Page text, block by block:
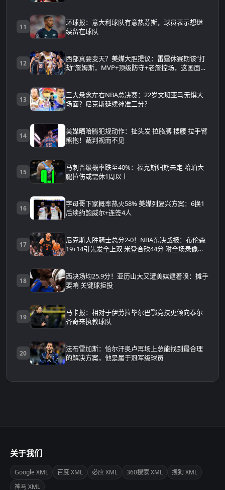
11
环球报：意大利球队有意热苏斯，球员表示想继
续留在球队
12
西部真要变天？美媒大胆提议：雷霆休赛期该“打
劫”詹姆斯，MVP+顶级防守+老詹控场，这画面太
13
三大悬念左右NBA总决赛：22岁文班亚马无惧大
场面？尼克斯延续神准三分？
14
美媒晒哈腾犯规动作：扯头发 拉胳膊 搂腰 拉手臂
熊抱！裁判视而不见
15
马刺晋级概率跌至40%：福克斯归期未定 哈珀大
腿拉伤或需休1周以上
16
字母哥下家概率热火58% 美媒列复兴方案：6换1
后续约鲍威尔+连签4人
17
尼克斯大胜骑士总分2-0！NBA东决战报：布伦森
19+14引先发全上双 米登合砍44分 附全场录像回
18
西决场均25.9分！亚历山大又遭美媒逮着喷：摊手
要哨 关键球拒投
19
马卡报：相对于伊劳拉毕尔巴鄂竞技更倾向泰尔
齐奇来执教球队
20
法布雷加斯：恰尔汗奥卢再场上总能找到最合理
的解决方案，他是属于冠军级球员
关于我们
Google XML 百度 XML 必应 XML 360搜索 XML
搜狗 XML
神马 XML